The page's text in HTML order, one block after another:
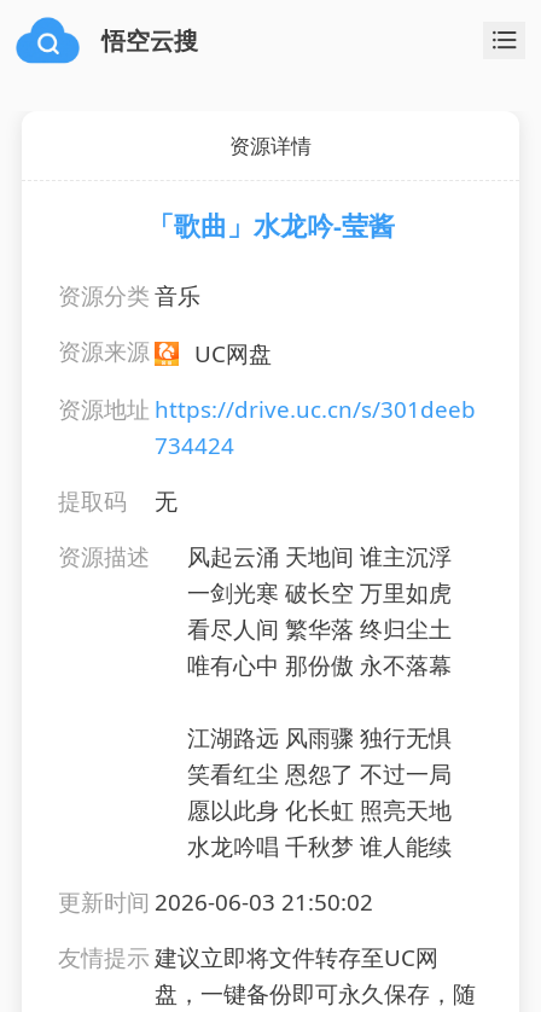
悟空云搜
资源详情
「歌曲」水龙吟-莹酱
资源分类音乐
资源来源
UC网盘
资源地址 https://drive.uc.cn/s/301deeb
734424
提取码
无
资源描述
风起云涌 天地间 谁主沉浮
一剑光寒 破长空 万里如虎
看尽人间 繁华落 终归尘土
唯有心中 那份傲 永不落幕
江湖路远 风雨骤 独行无惧
笑看红尘 恩怨了 不过一局
愿以此身 化长虹 照亮天地
水龙吟唱 千秋梦 谁人能续
更新时间 2026-06-03 21:50:02
友情提示建议立即将文件转存至UC网
盘，一键备份即可永久保存，随